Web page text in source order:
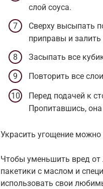
слой соуса.
Сверху высыпать
приправы и
Засыпать все
Повторить все
Перед подачей к
Пропитавшись, она
Украсить угощение
Чтобы уменьшить вред от
пакетики с маслом и
использовать свои